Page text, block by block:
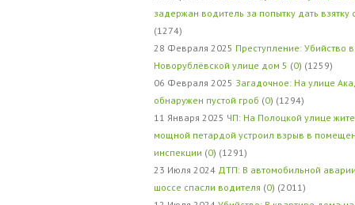
задержан водитель за попытку дать
(1274)
28 Февраля 2025 Преступление: Убийство
Новорублёвской улице дом 5 (0) (1259)
06 Февраля 2025 Загадочное: На улице
обнаружен пустой гроб (0) (1294)
11 Января 2025 ЧП: На Полоцкой улице
мощной петардой устроил взрыв в
инспекции (0) (1291)
23 Июля 2024 ДТП: В автомобильной
шоссе спасли водителя (0) (2011)